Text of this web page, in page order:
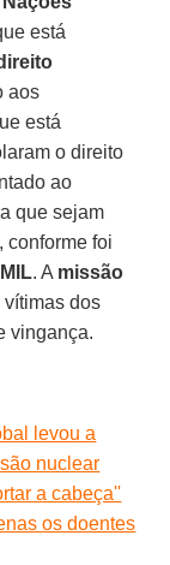
está
aos
está
o direito
ao
que sejam
conforme foi
. A missão
dos
vingança.
levou a
nuclear
a cabeça''
os doentes